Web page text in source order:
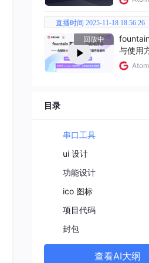
直播时间 2025-11-18 18:56:26
回放中
与使用
目录
串口工具
ui 设计
功能设计
ico 图标
项目代码
封包
查看AI大纲